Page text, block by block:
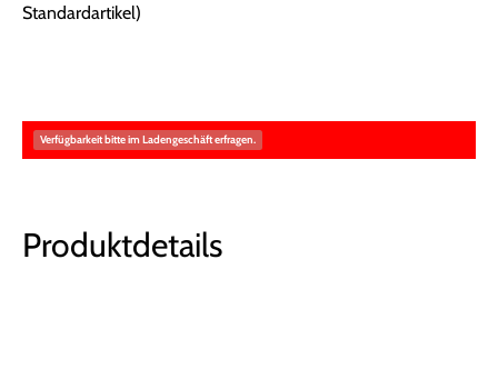
Standardartikel)
Verfügbarkeit bitte im Ladengeschäft erfragen.
Produktdetails